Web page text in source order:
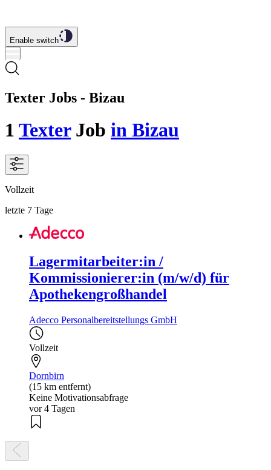
Enable switch
Texter Jobs - Bizau
1 TexterJob in Bizau
Vollzeit
letzte 7 Tage
Lagermitarbeiter:in /
Kommissionierer:in (m/w/d) für
Apothekengroßhandel
Adecco Personalbereitstellungs GmbH
Vollzeit
Dornbirn
(15 km entfernt)
Keine Motivationsabfrage
vor 4 Tagen